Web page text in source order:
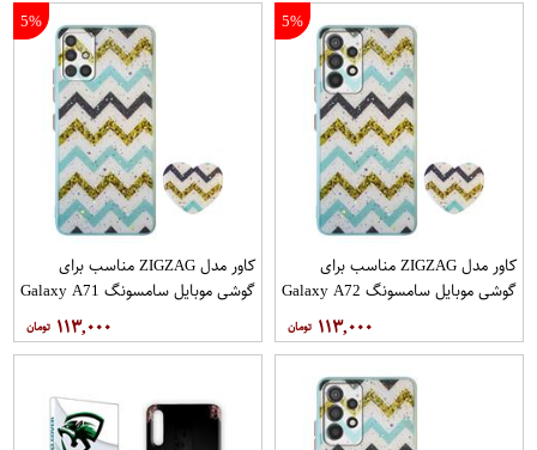
5%
کاور مدل ZIGZAG مناسب برای
گوشی موبایل سامسونگ Galaxy A72
۱۱۳,۰۰۰
5%
کاور مدل ZIGZAG مناسب برای
گوشی موبایل سامسونگ Galaxy A71
۱۱۳,۰۰۰